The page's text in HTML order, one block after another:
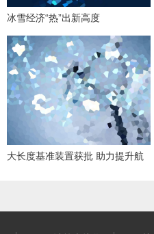
冰雪经济“热”出新高度
大长度基准装置获批 助力提升航